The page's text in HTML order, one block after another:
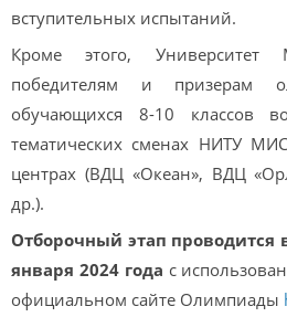
вступительных испытаний.
Кроме этого, Университет
победителям и призерам
обучающихся 8-10 классов
тематических сменах НИТУ
центрах (ВДЦ «Океан», ВДЦ
др.).
Отборочный этап
января 2024 года с
официальном сайте Олимпиады